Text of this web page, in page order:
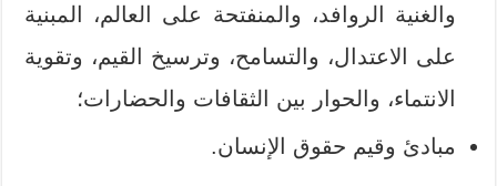
والغنية الروافد، والمنفتحة على العالم، المبنية
على الاعتدال، والتسامح، وترسيخ القيم، وتقوية
الانتماء، والحوار بين الثقافات والحضارات؛
مبادئ وقيم حقوق الإنسان.